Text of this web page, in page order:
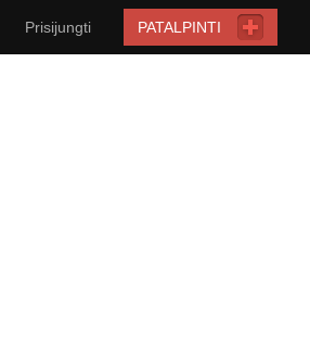
PATALPINTI
Prisijungti